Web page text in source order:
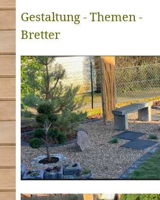
Gestaltung - Themen -
Bretter